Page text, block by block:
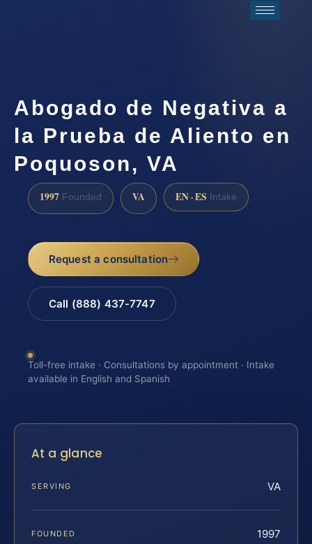
Abogado de Negativa a
la Prueba de Aliento en
Poquoson, VA
1997 Founded VA EN · ES Intake
Request a consultation
Call (888) 437-7747
Toll-free intake · Consultations by appointment · Intake
available in English and Spanish
At a glance
SERVING VA
FOUNDED 1997